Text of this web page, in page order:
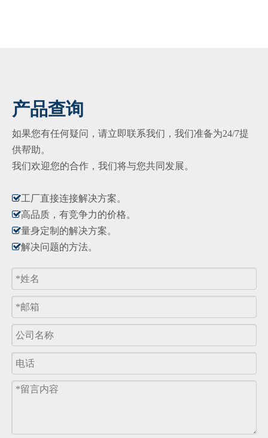
产品查询
如果您有任何疑问，请立即联系我们，我们准备为24/7提
供帮助。
我们欢迎您的合作，我们将与您共同发展。
工厂直接连接解决方​​案。
高品质，有竞争力的价格。
量身定制的解决方案。
解决问题的方法。